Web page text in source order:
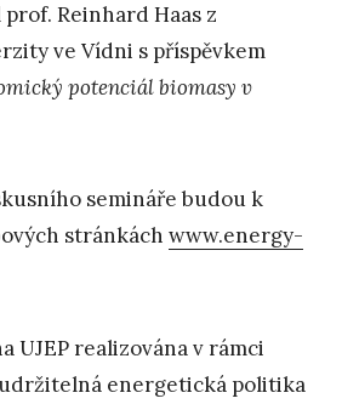
Reinhard Haas z
ve Vídni s příspěvkem
potenciál biomasy v
semináře budou k
stránkách www.energy-
UJEP realizována v rámci
energetická politika